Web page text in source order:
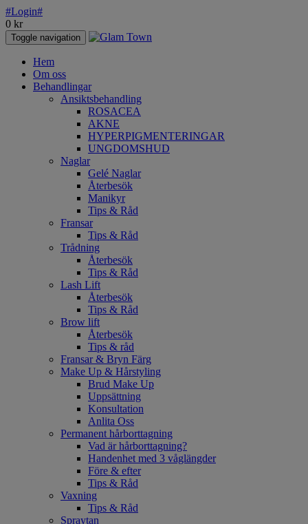
#Login#
0 kr
Toggle navigation
Hem
Om oss
Behandlingar
Ansiktsbehandling
ROSACEA
AKNE
HYPERPIGMENTERINGAR
UNGDOMSHUD
Naglar
Gelé Naglar
Återbesök
Manikyr
Tips & Råd
Fransar
Tips & Råd
Trådning
Återbesök
Tips & Råd
Lash Lift
Återbesök
Tips & Råd
Brow lift
Återbesök
Tips & råd
Fransar & Bryn Färg
Make Up & Hårstyling
Brud Make Up
Uppsättning
Konsultation
Anlita Oss
Permanent hårborttagning
Vad är hårborttagning?
Handenhet med 3 våglängder
Före & efter
Tips & Råd
Vaxning
Tips & Råd
Spraytan